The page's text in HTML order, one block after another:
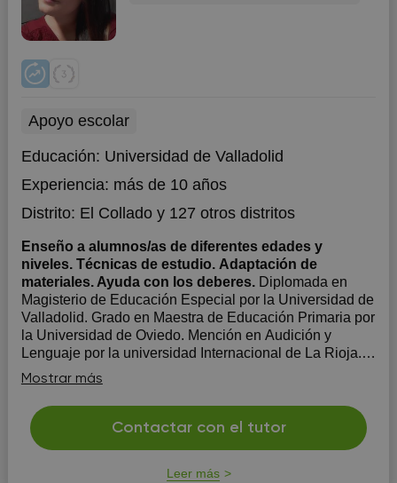
Apoyo escolar
Educación: Universidad de Valladolid
Experiencia: más de 10 años
Distrito: El Colladoy 127 otros distritos
Enseño a alumnos/as de diferentes edades y
niveles. Técnicas de estudio. Adaptación de
materiales. Ayuda con los deberes. Diplomada en
Magisterio de Educación Especial por la Universidad de
Valladolid. Grado en Maestra de Educación Primaria por
la Universidad de Oviedo. Mención en Audición y
Lenguaje por la universidad Internacional de La Rioja.
15 años de experiencia en la impartición de Clases
particulares. Más de 9 ...
Mostrar más
Contactar con el tutor
Leer más